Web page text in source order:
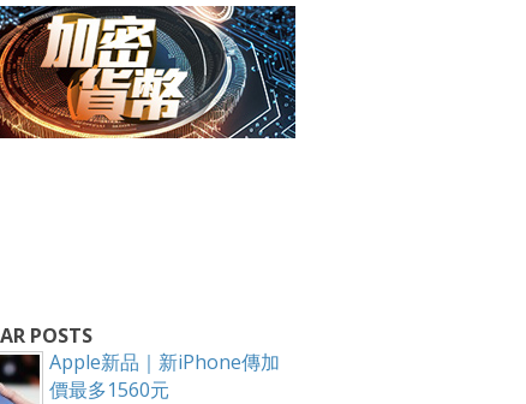
POSTS
Apple新品｜新iPhone傳加
價最多1560元
！